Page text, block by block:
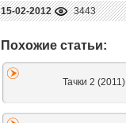
15-02-2012 3443
Тачки 2 (2011)